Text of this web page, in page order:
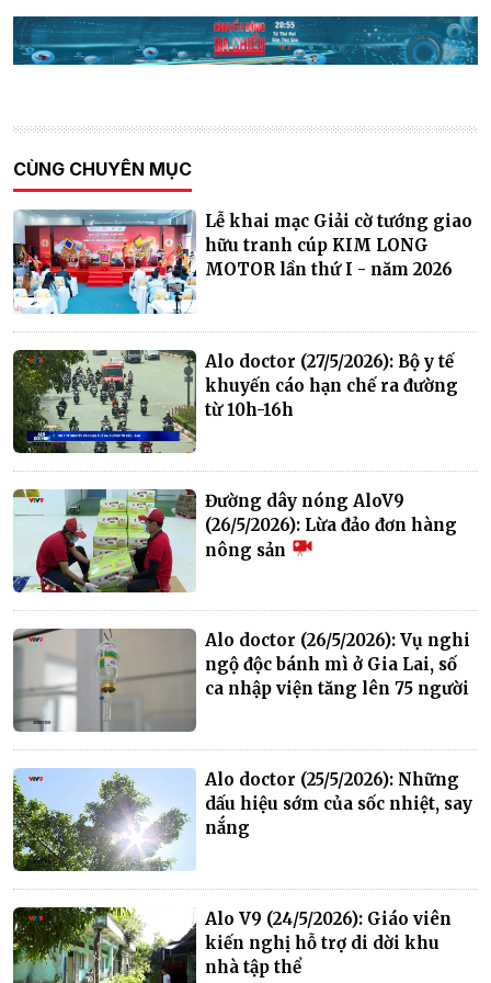
CÙNG CHUYÊN MỤC
Lễ khai mạc Giải cờ tướng giao
hữu tranh cúp KIM LONG
MOTOR lần thứ I - năm 2026
Alo doctor (27/5/2026): Bộ y tế
khuyến cáo hạn chế ra đường
từ 10h-16h
Đường dây nóng AloV9
(26/5/2026): Lừa đảo đơn hàng
nông sản
Alo doctor (26/5/2026): Vụ nghi
ngộ độc bánh mì ở Gia Lai, số
ca nhập viện tăng lên 75 người
Alo doctor (25/5/2026): Những
dấu hiệu sớm của sốc nhiệt, say
nắng
Alo V9 (24/5/2026): Giáo viên
kiến nghị hỗ trợ di dời khu
nhà tập thể